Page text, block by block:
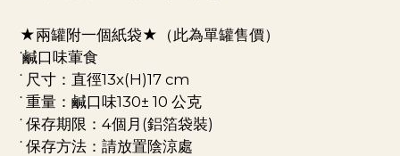
★兩罐附一個紙袋★（此為單罐售價）
˙鹹口味葷食
˙ 尺寸：直徑13x(H)17 cm
˙ 重量：鹹口味130± 10 公克
˙ 保存期限：4個月(鋁箔袋裝)
˙ 保存方法：請放置陰涼處